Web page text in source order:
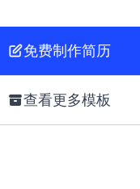
免费制作简历
查看更多模板